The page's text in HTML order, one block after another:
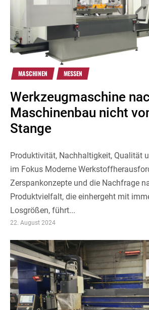
MASCHINEN MESSEN
Werkzeugmaschine
Maschinenbau nicht
Stange
Produktivität, Nachhaltigkeit, Qualität
im Fokus Moderne
Zerspankonzepte und die Nachfrage
Produktvielfalt, die einhergeht mit
Losgrößen, führt...
22. August 2024